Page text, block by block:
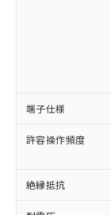
端子仕様
許容操作頻度
絶縁抵抗
(
調査・
非含有
非該当
害物質
仕入先
いたも
むを得
鉛(Pb)
六価クロ
※1 中
「○」
基準値
「×」：
基準値
「－」
*中国
Pb(鉛)